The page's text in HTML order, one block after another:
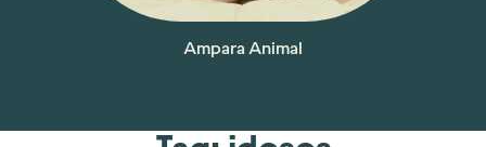
Ampara Animal